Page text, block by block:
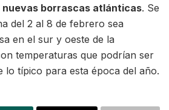
borrascas atlánticas. Se
del 2 al 8 de febrero sea
en el sur y oeste de la
temperaturas que podrían ser
lo típico para esta época del año.